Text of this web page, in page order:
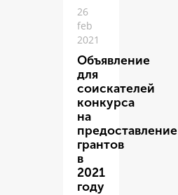
26
feb
2021
Объявление
для
соискателей
конкурса
на
предоставление
грантов
в
2021
году